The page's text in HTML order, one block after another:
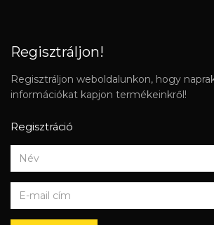
Regisztráljon!
Regisztráljon weboldalunkon, hogy
információkat kapjon termékeinkről!
Regisztráció